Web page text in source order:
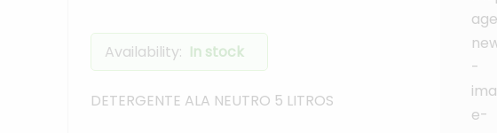
Availability: In stock
DETERGENTE ALA NEUTRO 5 LITROS